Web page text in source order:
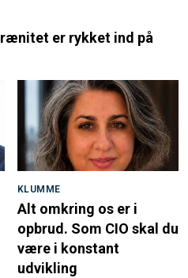
er rykket ind på
KLUMME
Alt omkring os er i
opbrud. Som CIO skal du
være i konstant
udvikling